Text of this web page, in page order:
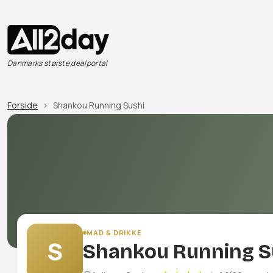
Danmarks største dealportal
Forside Shankou Running Sushi
S
MAD & DRIKKE
Shankou Running